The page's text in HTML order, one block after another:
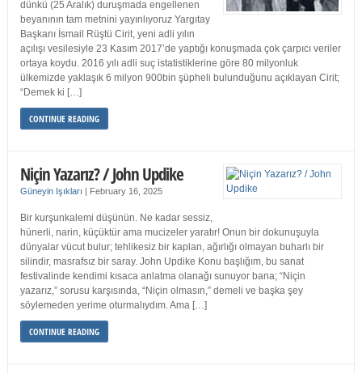
dünkü (25 Aralık) duruşmada engellenen
beyanının tam metnini yayınlıyoruz Yargıtay
Başkanı İsmail Rüştü Cirit, yeni adli yılın
açılışı vesilesiyle 23 Kasım 2017’de yaptığı konuşmada çok çarpıcı veriler
ortaya koydu. 2016 yılı adli suç istatistiklerine göre 80 milyonluk
ülkemizde yaklaşık 6 milyon 900bin şüpheli bulunduğunu açıklayan Cirit;
“Demek ki […]
CONTINUE READING
Niçin Yazarız? / John Updike
Güneyin Işıkları | February 16, 2025
Bir kurşunkalemi düşünün. Ne kadar sessiz,
hünerli, narin, küçüktür ama mucizeler yaratır! Onun bir dokunuşuyla
dünyalar vücut bulur; tehlikesiz bir kaplan, ağırlığı olmayan buharlı bir
silindir, masrafsız bir saray. John Updike Konu başlığım, bu sanat
festivalinde kendimi kısaca anlatma olanağı sunuyor bana; “Niçin
yazarız,” sorusu karşısında, “Niçin olmasın,” demeli ve başka şey
söylemeden yerime oturmalıydım. Ama […]
CONTINUE READING